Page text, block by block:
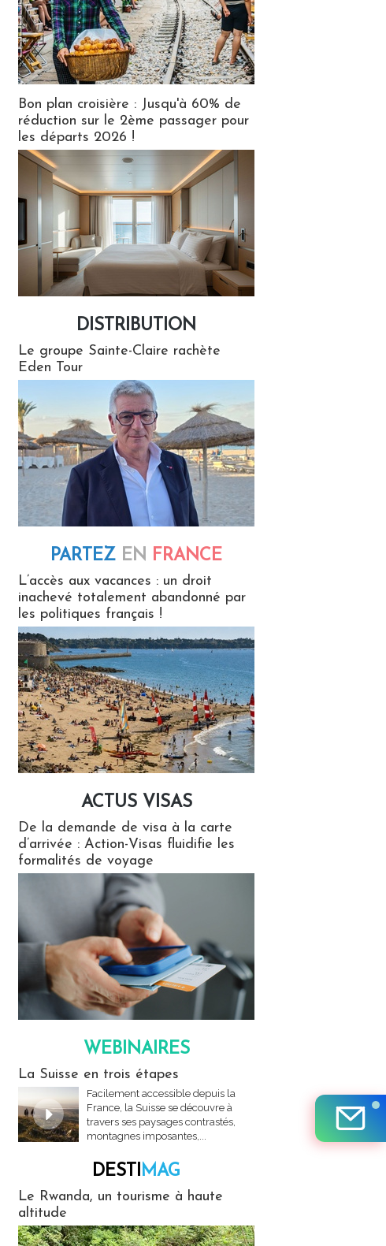
Bon plan croisière : Jusqu'à 60% de
réduction sur le 2ème passager pour
les départs 2026 !
DISTRIBUTION
Le groupe Sainte-Claire rachète
Eden Tour
PARTEZ EN FRANCE
L’accès aux vacances : un droit
inachevé totalement abandonné par
les politiques français !
ACTUS VISAS
De la demande de visa à la carte
d’arrivée : Action-Visas fluidifie les
formalités de voyage
WEBINAIRES
La Suisse en trois étapes
Facilement accessible depuis la
France, la Suisse se découvre à
travers ses paysages contrastés,
montagnes imposantes,...
DESTIMAG
Le Rwanda, un tourisme à haute
altitude